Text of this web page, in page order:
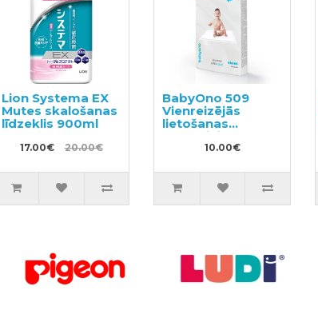
Lion Systema EX
Mutes skalošanas
līdzeklis 900ml
17.00€ 20.00€
BabyOno 509
Vienreizējās
lietošanas
paladziņi 12 gab.
60x90 cm
10.00€